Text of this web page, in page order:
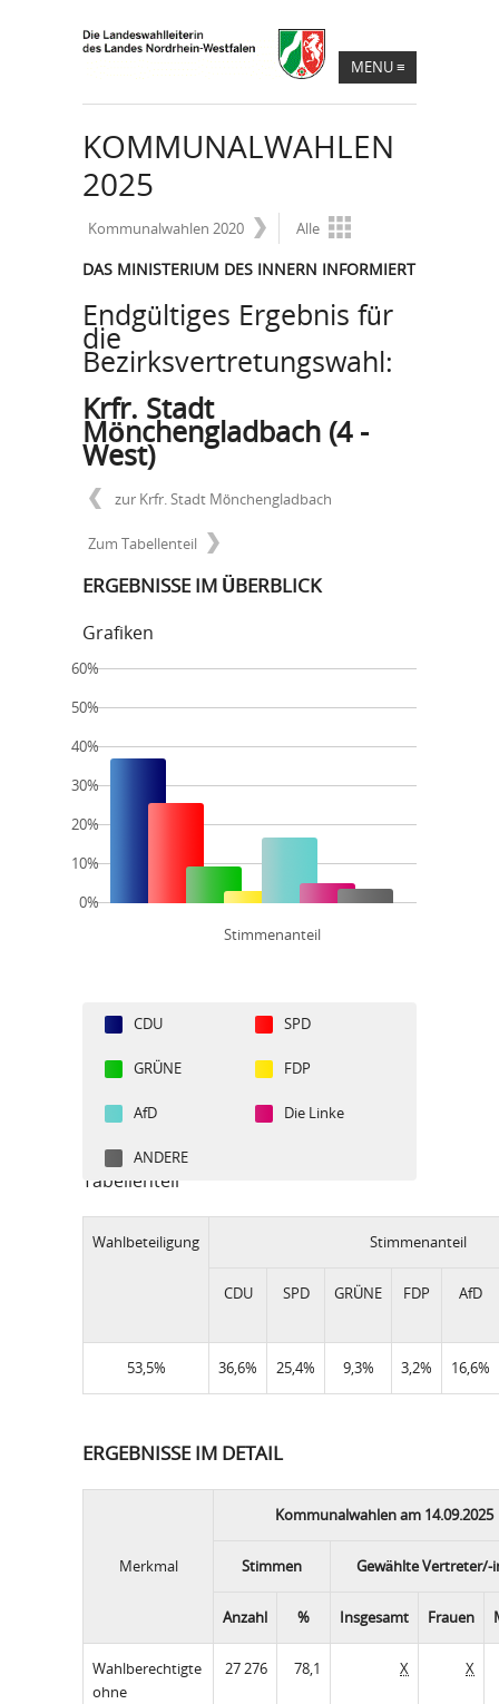
MENU≡
KOMMUNALWAHLEN
2025
Kommunalwahlen 2020 Alle
DAS MINISTERIUM DES INNERN INFORMIERT
Endgültiges Ergebnis für
die
Bezirksvertretungswahl:
Krfr. Stadt
Mönchengladbach (4 -
West)
zur Krfr. Stadt Mönchengladbach
Zum Tabellenteil
ERGEBNISSE IM ÜBERBLICK
Grafiken
Stimmenanteil
60%
50%
40%
30%
20%
10%
0%
CDU SPD
GRÜNE FDP
AfD Die Linke
ANDERE
Tabellenteil
Wahlbeteiligung Stimmenanteil
CDU SPD GRÜNE FDP AfD
53,5% 36,6% 25,4% 9,3% 3,2% 16,6%
ERGEBNISSE IM DETAIL
Merkmal
Kommunalwahlen am 14.09.2025
Stimmen Gewählte Vertreter/-
Anzahl % Insgesamt Frauen
Wahlberechtigte
ohne
27 276 78,1 X X